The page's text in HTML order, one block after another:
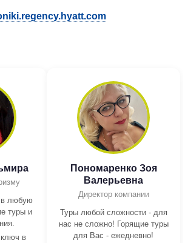
в любую
туры и
в
Пономаренко Зоя
Валерьевна
Директор компании
Туры любой сложности - для
нас не сложно! Горящие туры
для Вас - ежедневно!